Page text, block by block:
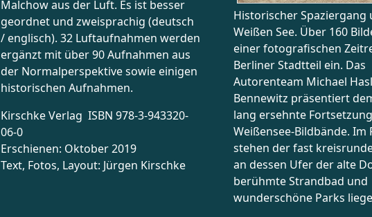
Malchow aus der Luft. Es ist besser
geordnet und zweisprachig (deutsch
/ englisch). 32 Luftaufnahmen werden
ergänzt mit über 90 Aufnahmen aus
der Normalperspektive sowie einigen
historischen Aufnahmen.
Kirschke Verlag ISBN 978-3-943320-
06-0
Erschienen: Oktober 2019
Text, Fotos, Layout: Jürgen Kirschke
Historischer Spaziergang
Weißen See. Über 160
einer fotografischen
Berliner Stadtteil ein. Das
Autorenteam Michael
Bennewitz präsentiert
lang ersehnte
Weißensee-Bildbände. Im
stehen der fast
an dessen Ufer der alte
berühmte Strandbad und
wunderschöne Parks